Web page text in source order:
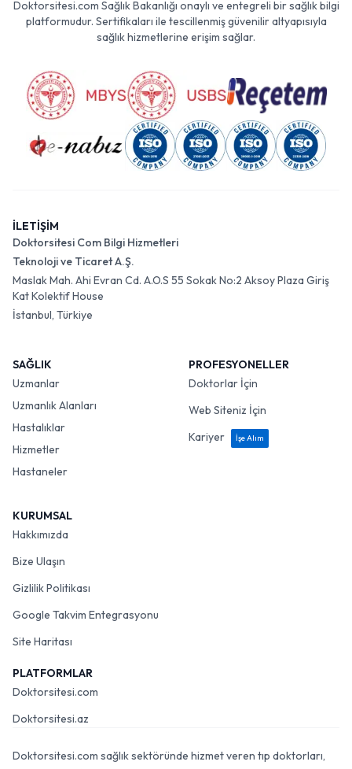
Doktorsitesi.com Sağlık Bakanlığı onaylı ve entegreli bir sağlık bilgi
platformudur. Sertifikaları ile tescillenmiş güvenilir altyapısıyla
sağlık hizmetlerine erişim sağlar.
İLETİŞİM
Doktorsitesi Com Bilgi Hizmetleri
Teknoloji ve Ticaret A.Ş.
Maslak Mah. Ahi Evran Cd. A.O.S 55 Sokak No:2 Aksoy Plaza Giriş
Kat Kolektif House
İstanbul, Türkiye
SAĞLIK
Uzmanlar
Uzmanlık Alanları
Hastalıklar
Hizmetler
Hastaneler
PROFESYONELLER
Doktorlar İçin
Web Siteniz İçin
Kariyer
İşe Alım
KURUMSAL
Hakkımızda
Bize Ulaşın
Gizlilik Politikası
Google Takvim Entegrasyonu
Site Haritası
PLATFORMLAR
Doktorsitesi.com
Doktorsitesi.az
Doktorsitesi.com sağlık sektöründe hizmet veren tıp doktorları,